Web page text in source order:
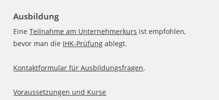
Ausbildung
EineTeilnahme am Unternehmerkurs ist empfohlen,
bevor man die IHK-Prüfung ablegt.
Kontaktformular für Ausbildungsfragen.
Voraussetzungen und Kurse